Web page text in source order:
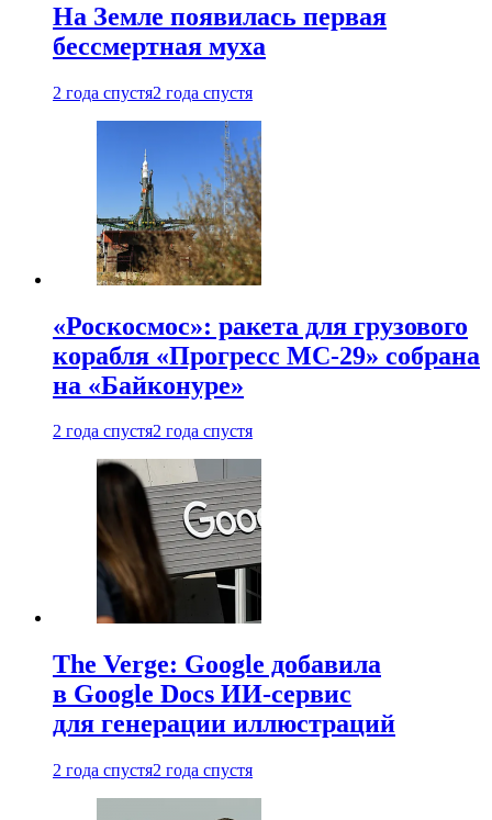
На Земле появилась первая
бессмертная муха
2 года спустя2 года спустя
«Роскосмос»: ракета для грузового
корабля «Прогресс МС-29» собрана
на «Байконуре»
2 года спустя2 года спустя
The Verge: Google добавила
в Google Docs ИИ-сервис
для генерации иллюстраций
2 года спустя2 года спустя